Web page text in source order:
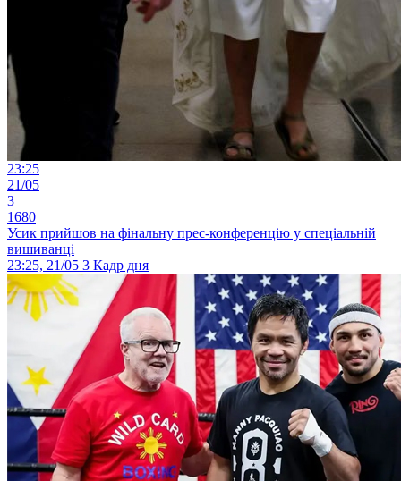
23:25
21/05
3
1680
Усик прийшов на фінальну прес-конференцію у спеціальній
вишиванці
23:25, 21/05 3 Кадр дня